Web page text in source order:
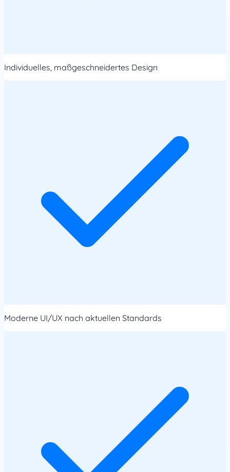
Individuelles, maßgeschneidertes Design
Moderne UI/UX nach aktuellen Standards